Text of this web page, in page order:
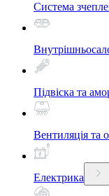
Система
Підвіска та
Вентиляція та
Електрика